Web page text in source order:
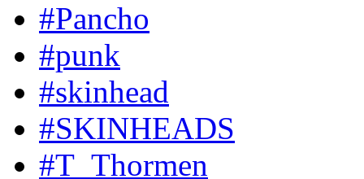
#Pancho
#punk
#skinhead
#SKINHEADS
#T_Thormen